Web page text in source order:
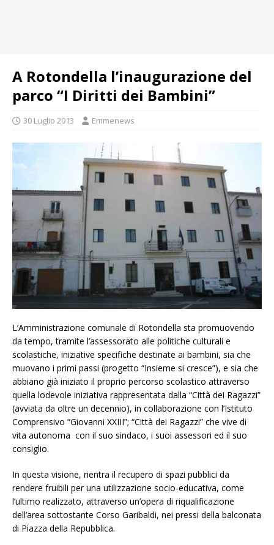
A Rotondella l’inaugurazione del
parco “I Diritti dei Bambini”
30 Luglio 2013 Emmenews
L’Amministrazione comunale di Rotondella sta promuovendo
da tempo, tramite l’assessorato alle politiche culturali e
scolastiche, iniziative specifiche destinate ai bambini, sia che
muovano i primi passi (progetto “Insieme si cresce”), e sia che
abbiano già iniziato il proprio percorso scolastico attraverso
quella lodevole iniziativa rappresentata dalla “Città dei Ragazzi”
(avviata da oltre un decennio), in collaborazione con l’Istituto
Comprensivo “Giovanni XXIII”; “Città dei Ragazzi” che vive di
vita autonoma con il suo sindaco, i suoi assessori ed il suo
consiglio.
In questa visione, rientra il recupero di spazi pubblici da
rendere fruibili per una utilizzazione socio-educativa, come
l’ultimo realizzato, attraverso un’opera di riqualificazione
dell’area sottostante Corso Garibaldi, nei pressi della balconata
di Piazza della Repubblica.